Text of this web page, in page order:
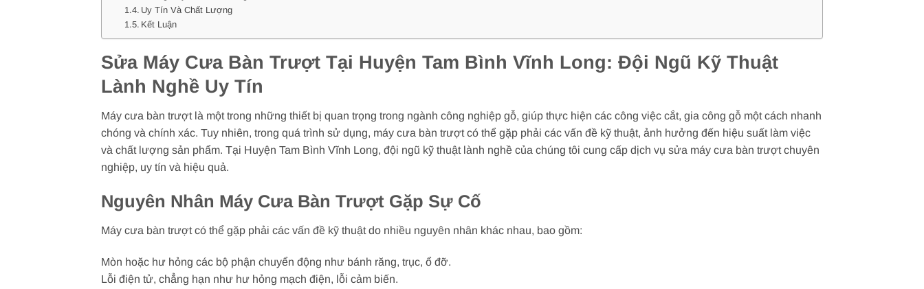
Uy Tín Và Chất Lượng
Kết Luận
Sửa Máy Cưa Bàn Trượt Tại Huyện Tam Bình Vĩnh Long: Đội Ngũ Kỹ Thuật
Lành Nghề Uy Tín
Máy cưa bàn trượt là một trong những thiết bị quan trọng trong ngành công nghiệp gỗ, giúp thực hiện các công việc cắt, gia công gỗ một cách nhanh
chóng và chính xác. Tuy nhiên, trong quá trình sử dụng, máy cưa bàn trượt có thể gặp phải các vấn đề kỹ thuật, ảnh hưởng đến hiệu suất làm việc
và chất lượng sản phẩm. Tại Huyện Tam Bình Vĩnh Long, đội ngũ kỹ thuật lành nghề của chúng tôi cung cấp dịch vụ sửa máy cưa bàn trượt chuyên
nghiệp, uy tín và hiệu quả.
Nguyên Nhân Máy Cưa Bàn Trượt Gặp Sự Cố
Máy cưa bàn trượt có thể gặp phải các vấn đề kỹ thuật do nhiều nguyên nhân khác nhau, bao gồm:
Mòn hoặc hư hỏng các bộ phận chuyển động như bánh răng, trục, ổ đỡ.
Lỗi điện tử, chẳng hạn như hư hỏng mạch điện, lỗi cảm biến.